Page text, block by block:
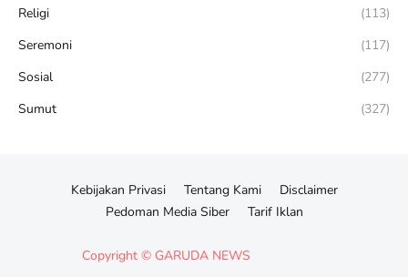
Religi
(113)
Seremoni
(117)
Sosial
(277)
Sumut
(327)
Copyright © GARUDA NEWS
Kebijakan Privasi Tentang Kami
Disclaimer
Pedoman Media Siber
Tarif Iklan